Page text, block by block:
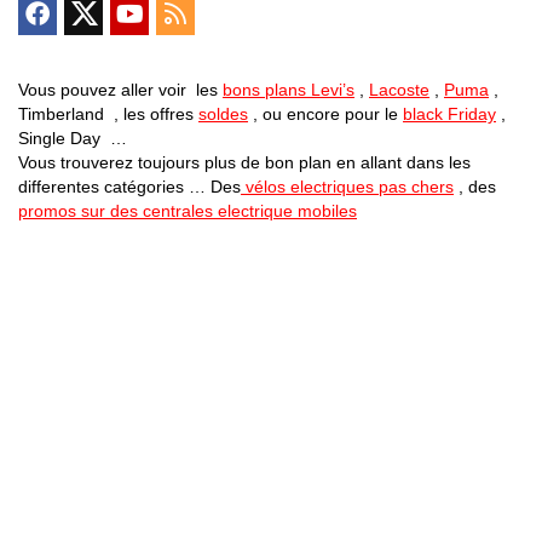
Vous pouvez aller voir les bons plans Levi’s , Lacoste , Puma ,
Timberland , les offres soldes , ou encore pour le black Friday ,
Single Day …
Vous trouverez toujours plus de bon plan en allant dans les
differentes catégories … Des vélos electriques pas chers , des
promos sur des centrales electrique mobiles